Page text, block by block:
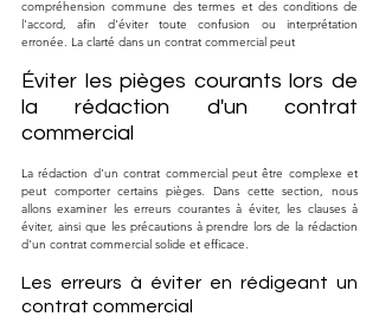
compréhension commune des termes et des conditions de
l'accord, afin d'éviter toute confusion ou interprétation
erronée. La clarté dans un contrat commercial peut
Éviter les pièges courants lors de
la rédaction d'un contrat
commercial
La rédaction d'un contrat commercial peut être complexe et
peut comporter certains pièges. Dans cette section, nous
allons examiner les erreurs courantes à éviter, les clauses à
éviter, ainsi que les précautions à prendre lors de la rédaction
d'un contrat commercial solide et efficace.
Les erreurs à éviter en rédigeant un
contrat commercial